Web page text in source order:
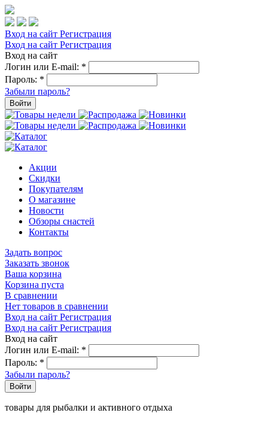
Вход на сайт Регистрация
Вход на сайт Регистрация
Вход на сайт
Логин или E-mail: *
Пароль: *
Забыли пароль?
Войти
Акции
Скидки
Покупателям
О магазине
Новости
Обзоры снастей
Контакты
Задать вопрос
Заказать звонок
Ваша корзина
Корзина пуста
В сравнении
Нет товаров в сравнении
Вход на сайт Регистрация
Вход на сайт Регистрация
Вход на сайт
Логин или E-mail: *
Пароль: *
Забыли пароль?
Войти
товары для рыбалки и активного отдыха